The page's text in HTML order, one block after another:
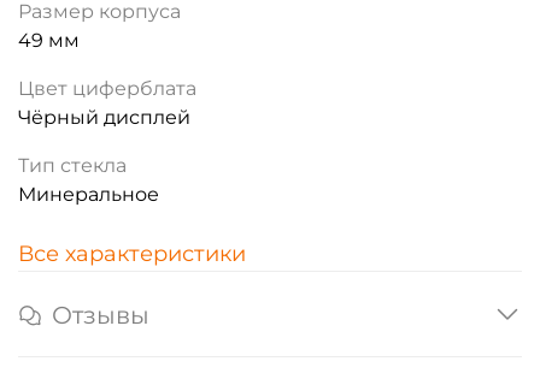
Размер корпуса
49 мм
Цвет циферблата
Чёрный дисплей
Тип стекла
Минеральное
Все характеристики
Отзывы